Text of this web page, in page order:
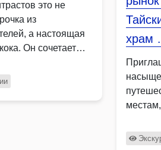
это не
из
а настоящая
Он сочетает
храм